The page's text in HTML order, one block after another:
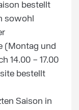
bestellt
sowohl
(Montag und
14.00 – 17.00
bestellt
Saison in